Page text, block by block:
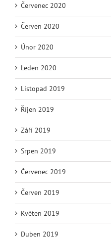
Červenec 2020
Červen 2020
Únor 2020
Leden 2020
Listopad 2019
Říjen 2019
Září 2019
Srpen 2019
Červenec 2019
Červen 2019
Květen 2019
Duben 2019